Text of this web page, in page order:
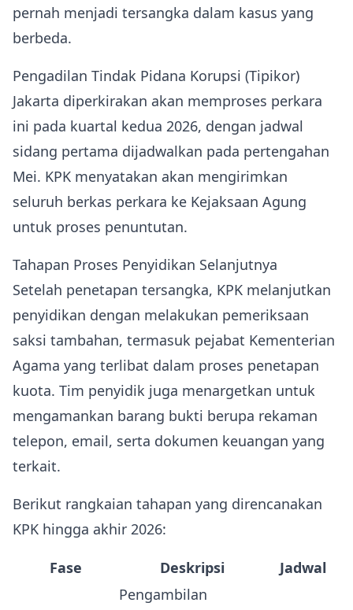
pernah menjadi tersangka dalam kasus yang
berbeda.
Pengadilan Tindak Pidana Korupsi (Tipikor)
Jakarta diperkirakan akan memproses perkara
ini pada kuartal kedua 2026, dengan jadwal
sidang pertama dijadwalkan pada pertengahan
Mei. KPK menyatakan akan mengirimkan
seluruh berkas perkara ke Kejaksaan Agung
untuk proses penuntutan.
Tahapan Proses Penyidikan Selanjutnya
Setelah penetapan tersangka, KPK melanjutkan
penyidikan dengan melakukan pemeriksaan
saksi tambahan, termasuk pejabat Kementerian
Agama yang terlibat dalam proses penetapan
kuota. Tim penyidik juga menargetkan untuk
mengamankan barang bukti berupa rekaman
telepon, email, serta dokumen keuangan yang
terkait.
Berikut rangkaian tahapan yang direncanakan
KPK hingga akhir 2026:
Fase Deskripsi Jadwal
Pengambilan